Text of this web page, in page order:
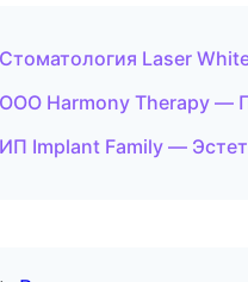
Стоматология Laser
ООО Harmony Therapy —
ИП Implant Family —